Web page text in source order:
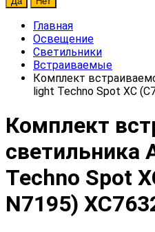
Главная
Освещение
Светильники
Встраиваемые
Комплект
light Techno Spot XC
Комплект
светильника
Techno Spot
N7195)